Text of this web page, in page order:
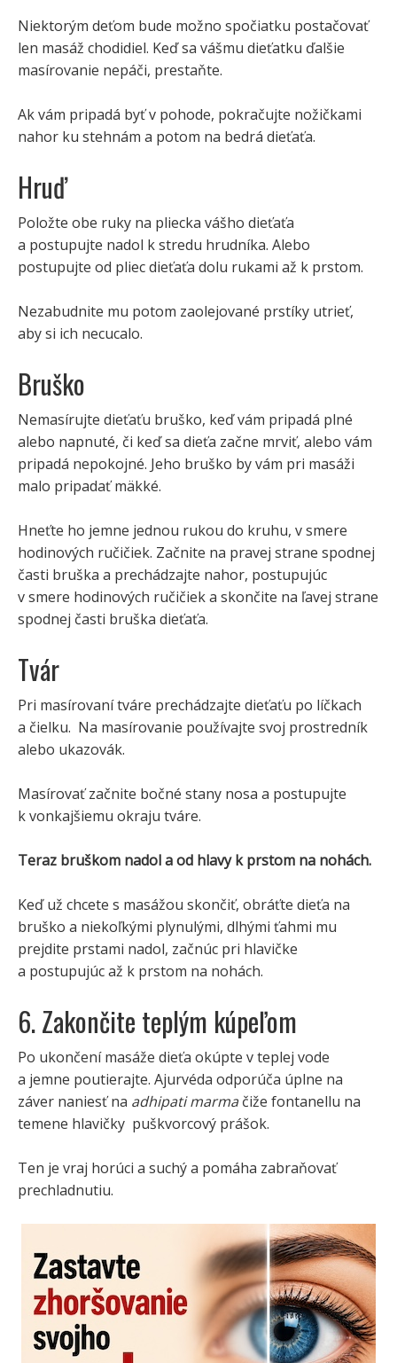
Niektorým deťom bude možno spočiatku postačovať
len masáž chodidiel. Keď sa vášmu dieťatku ďalšie
masírovanie nepáči, prestaňte.
Ak vám pripadá byť v pohode, pokračujte nožičkami
nahor ku stehnám a potom na bedrá dieťaťa.
Hruď
Položte obe ruky na pliecka vášho dieťaťa
a postupujte nadol k stredu hrudníka. Alebo
postupujte od pliec dieťaťa dolu rukami až k prstom.
Nezabudnite mu potom zaolejované prstíky utrieť,
aby si ich necucalo.
Bruško
Nemasírujte dieťaťu bruško, keď vám pripadá plné
alebo napnuté, či keď sa dieťa začne mrviť, alebo vám
pripadá nepokojné. Jeho bruško by vám pri masáži
malo pripadať mäkké.
Hneťte ho jemne jednou rukou do kruhu, v smere
hodinových ručičiek. Začnite na pravej strane spodnej
časti bruška a prechádzajte nahor, postupujúc
v smere hodinových ručičiek a skončite na ľavej strane
spodnej časti bruška dieťaťa.
Tvár
Pri masírovaní tváre prechádzajte dieťaťu po líčkach
a čielku. Na masírovanie používajte svoj prostredník
alebo ukazovák.
Masírovať začnite bočné stany nosa a postupujte
k vonkajšiemu okraju tváre.
Teraz bruškom nadol a od hlavy k prstom na nohách.
Keď už chcete s masážou skončiť, obráťte dieťa na
bruško a niekoľkými plynulými, dlhými ťahmi mu
prejdite prstami nadol, začnúc pri hlavičke
a postupujúc až k prstom na nohách.
6. Zakončite teplým kúpeľom
Po ukončení masáže dieťa okúpte v teplej vode
a jemne poutierajte. Ajurvéda odporúča úplne na
záver naniesť na adhipati marmačiže fontanellu na
temene hlavičky puškvorcový prášok.
Ten je vraj horúci a suchý a pomáha zabraňovať
prechladnutiu.